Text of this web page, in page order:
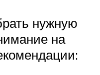
нужную
на